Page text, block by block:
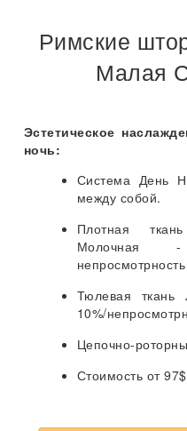
Римские
Малая
Эстетическое
ночь:
Система День
между собой.
Плотная
Молочная -
Тюлевая
10%/
Цепочно-
Стоимость от